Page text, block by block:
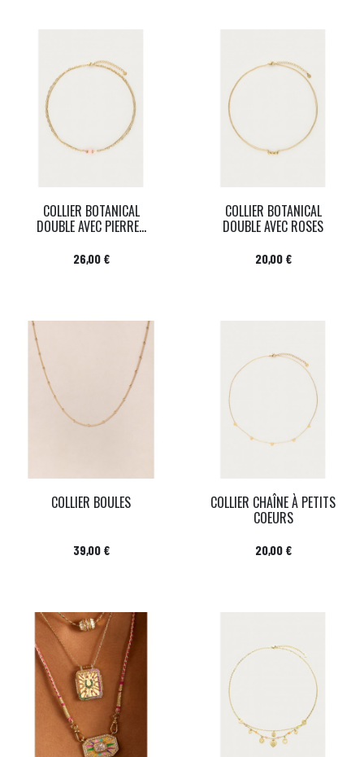
COLLIER BOTANICAL
DOUBLE AVEC PIERRE...
Prix
26,00 €
COLLIER BOTANICAL
DOUBLE AVEC ROSES
Prix
20,00 €
COLLIER BOULES
Prix
39,00 €
COLLIER CHAÎNE À PETITS
COEURS
Prix
20,00 €